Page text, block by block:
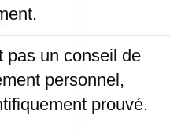
pas un conseil de
personnel,
prouvé.